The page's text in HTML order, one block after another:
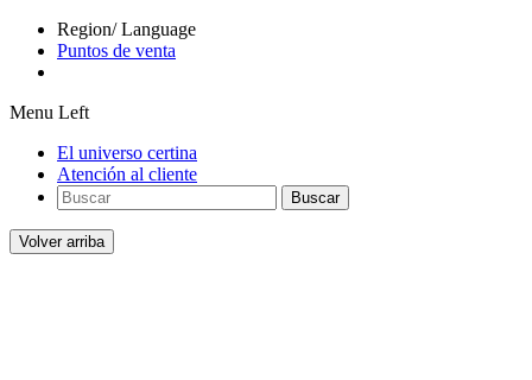
Region/ Language
Puntos de venta
Menu Left
El universo certina
Atención al cliente
Buscar
Volver arriba